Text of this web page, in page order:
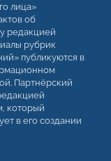
лица»
об
редакцией
рубрик
публикуются в
Партнёрский
который
в его создании